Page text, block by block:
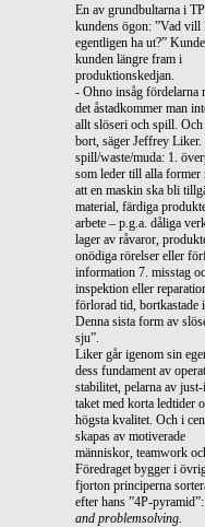
En av grundbultarna i
kundens ögon: ”Vad vill
egentligen ha ut?”
kunden längre fram i
produktionskedjan.
- Ohno insåg fördelarna
det åstadkommer man
allt slöseri och spill.
bort, säger Jeffrey
spill/waste/muda: 1.
som leder till alla former
att en maskin ska bli
material, färdiga
arbete – p.g.a. dåliga
lager av råvaror,
onödiga rörelser eller
information 7. misstag
inspektion eller
förlorad tid, bortkastade
Denna sista form av
sju”.
Liker går igenom sin
dess fundament av
stabilitet, pelarna av
taket med korta ledtider
högsta kvalitet. Och i
skapas av motiverade
människor, teamwork
Föredraget bygger i
fjorton principerna
efter hans ”4P-pyramid”:
and problemsolving.